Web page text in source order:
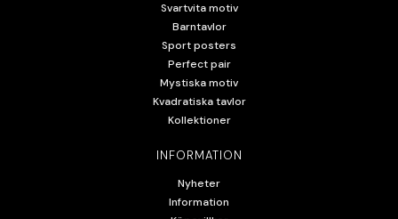
Svartvita motiv
Barntavlor
Sport posters
Perfect pair
Mystiska motiv
Kvadratiska tavlor
Kollektioner
INFORMATION
Nyheter
Information